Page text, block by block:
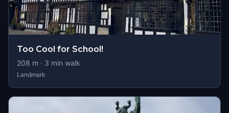
Too Cool for School!
208 m · 3 min walk
Landmark